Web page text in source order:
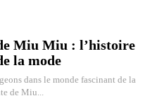
Miu Miu : l’histoire
la mode
dans le monde fascinant de la
de Miu...